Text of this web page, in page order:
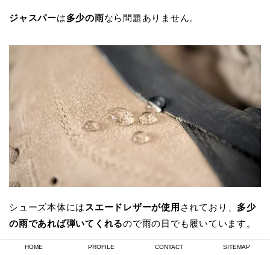
ジャスパーは多少の雨なら問題ありません。
シューズ本体には スエードレザーが使用 されており、 多少
の雨であれば弾いてくれるので雨の日でも履いています。
HOME PROFILE CONTACT SITEMAP